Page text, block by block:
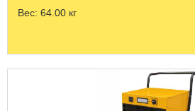
Вес: 64.00 кг